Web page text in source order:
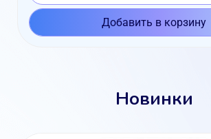
Добавить в корзину
Новинки